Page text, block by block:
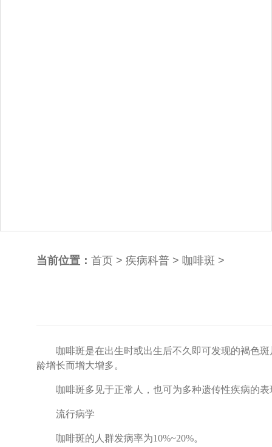
当前位置： 首页 > 疾病科普 > 咖啡斑 >
咖啡斑是在出生时或出生后不久即可发现的褐色斑
龄增长而增大增多。
咖啡斑多见于正常人，也可为多种遗传性疾病的表
流行病学
咖啡斑的人群发病率为10%~20%。